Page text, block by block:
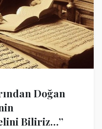
Doğan
Biliriz…”